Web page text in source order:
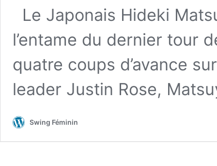
Le Japonais Hideki
l’entame du dernier tour
quatre coups d’avance
leader Justin Rose,
Swing Féminin